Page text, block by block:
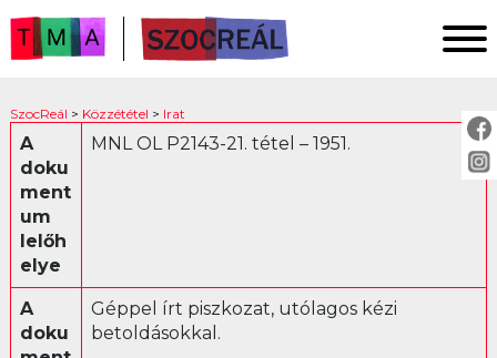
FŐOLDAL
KUTATÁS
KÖZZÉTÉTEL
KÖZVETÍTÉS
KÖZZÉTÉTEL:
Fotó
SzocReál > Közzététel > Irat
A
doku
ment
um
lelőh
elye
MNL OL P2143-21. tétel – 1951.
A
doku
Géppel írt piszkozat, utólagos kézi
betoldásokkal.